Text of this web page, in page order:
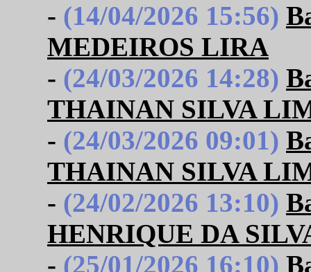
- (14/04/2026 15:56)
MEDEIROS LIRA
- (24/03/2026 14:28)
THAINAN SILVA
- (24/03/2026 09:01)
THAINAN SILVA
- (24/02/2026 13:10)
HENRIQUE DA
- (25/01/2026 16:10)